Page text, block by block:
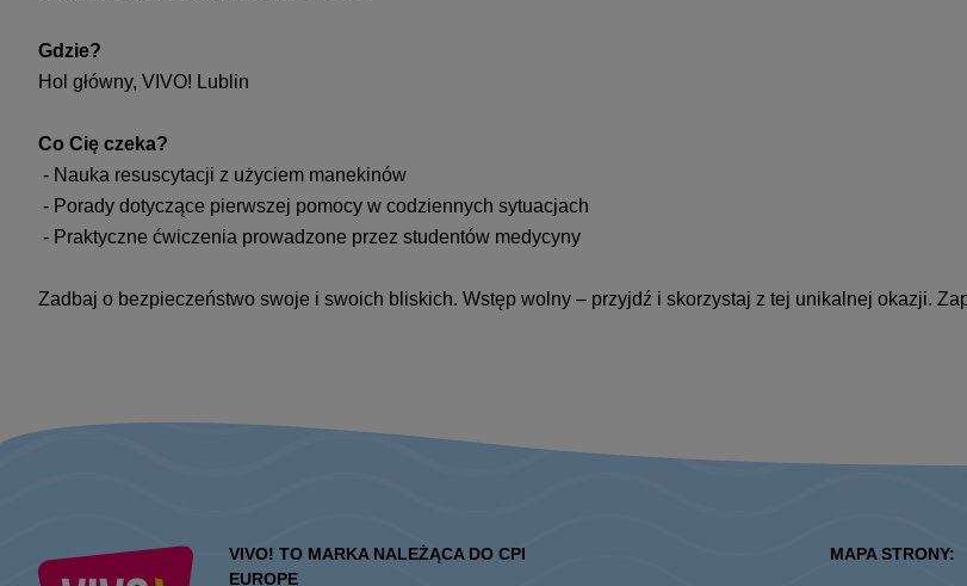
Gdzie?
Hol główny, VIVO! Lublin
Co Cię czeka?
- Nauka resuscytacji z użyciem manekinów
- Porady dotyczące pierwszej pomocy w codziennych sytuacjach
- Praktyczne ćwiczenia prowadzone przez studentów medycyny
Zadbaj o bezpieczeństwo swoje i swoich bliskich. Wstęp wolny – przyjdź i skorzystaj z tej unikalnej okazji.
VIVO! TO MARKA NALEŻĄCA DO CPI
EUROPE
MAPA STRONY: